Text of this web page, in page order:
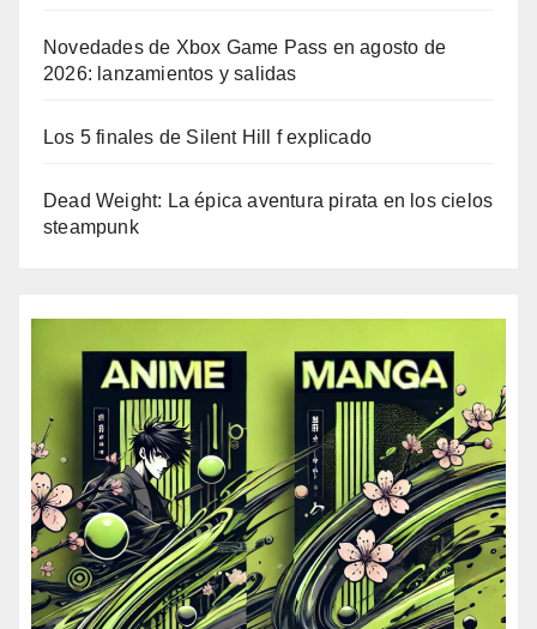
Novedades de Xbox Game Pass en agosto de
2026: lanzamientos y salidas
Los 5 finales de Silent Hill f explicado
Dead Weight: La épica aventura pirata en los cielos
steampunk